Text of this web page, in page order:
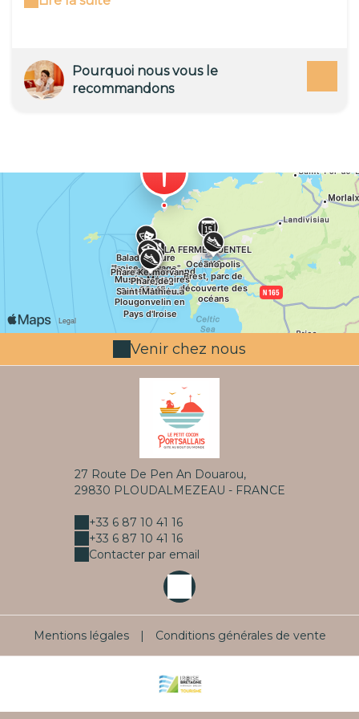
quelques maisons autour des ruines d'une
Pourquoi nous vous le
recommandons
Venir chez nous
27 Route De Pen An Douarou,
29830 PLOUDALMEZEAU - FRANCE
+33 6 87 10 41 16
+33 6 87 10 41 16
Contacter par email
Mentions légales | Conditions générales de vente